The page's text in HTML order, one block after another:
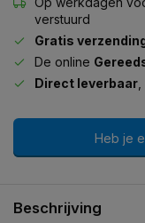
verstuurd
Gratis
De online
Direct leverbaar
Heb je
Beschrijving